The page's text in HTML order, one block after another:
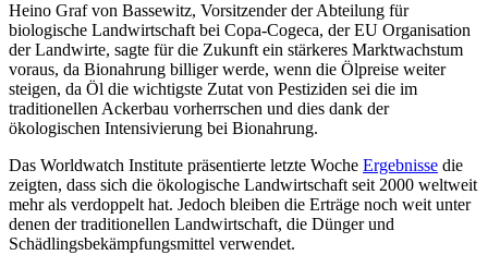
Heino Graf von Bassewitz, Vorsitzender der Abteilung für
biologische Landwirtschaft bei Copa-Cogeca, der EU Organisation
der Landwirte, sagte für die Zukunft ein stärkeres Marktwachstum
voraus, da Bionahrung billiger werde, wenn die Ölpreise weiter
steigen, da Öl die wichtigste Zutat von Pestiziden sei die im
traditionellen Ackerbau vorherrschen und dies dank der
ökologischen Intensivierung bei Bionahrung.
Das Worldwatch Institute präsentierte letzte Woche Ergebnisse die
zeigten, dass sich die ökologische Landwirtschaft seit 2000 weltweit
mehr als verdoppelt hat. Jedoch bleiben die Erträge noch weit unter
denen der traditionellen Landwirtschaft, die Dünger und
Schädlingsbekämpfungsmittel verwendet.